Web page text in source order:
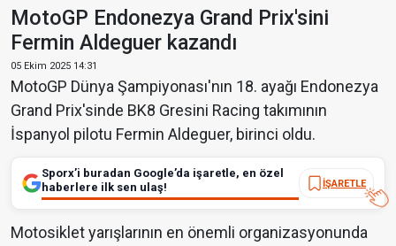
MotoGP Endonezya Grand Prix'sini
Fermin Aldeguer kazandı
05 Ekim 2025 14:31
MotoGP Dünya Şampiyonası'nın 18. ayağı Endonezya
Grand Prix'sinde BK8 Gresini Racing takımının
İspanyol pilotu Fermin Aldeguer, birinci oldu.
Sporx’i buradan Google’da işaretle, en özel
haberlere ilk sen ulaş!
İŞARETLE
Motosiklet yarışlarının en önemli organizasyonunda